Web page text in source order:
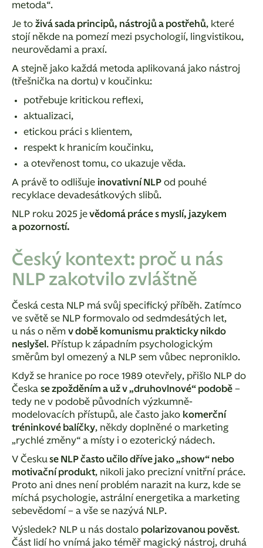
metoda“.
Je to živá sada principů, nástrojů a postřehů, které
stojí někde na pomezí mezi psychologií, lingvistikou,
neurovědami a praxí.
A stejně jako každá metoda aplikovaná jako nástroj
(třešnička na dortu) v koučinku:
potřebuje kritickou reflexi,
aktualizaci,
etickou práci s klientem,
respekt k hranicím koučinku,
a otevřenost tomu, co ukazuje věda.
A právě to odlišuje inovativní NLP od pouhé
recyklace devadesátkových slibů.
NLP roku 2025 jevědomá práce s myslí, jazykem
a pozorností.
Český kontext: proč u nás
NLP zakotvilo zvláštně
Česká cesta NLP má svůj specifický příběh. Zatímco
ve světě se NLP formovalo od sedmdesátých let,
u nás o něm v době komunismu prakticky nikdo
neslyšel . Přístup k západním psychologickým
směrům byl omezený a NLP sem vůbec neproniklo.
Když se hranice po roce 1989 otevřely, přišlo NLP do
Česka se zpožděním a už v „druhovlnové“ podobě –
tedy ne v podobě původních výzkumně-
modelovacích přístupů, ale často jako komerční
tréninkové balíčky, někdy doplněné o marketing
„rychlé změny“ a místy i o ezoterický nádech.
V Česku se NLP často učilo dříve jako „show“ nebo
motivační produkt, nikoli jako precizní vnitřní práce.
Proto ani dnes není problém narazit na kurz, kde se
míchá psychologie, astrální energetika a marketing
sebevědomí – a vše se nazývá NLP.
Výsledek? NLP u nás dostalo polarizovanou pověst.
Část lidí ho vnímá jako téměř magický nástroj, druhá